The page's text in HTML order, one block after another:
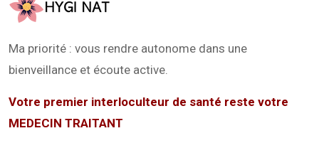
Ma priorité : vous rendre autonome dans une
bienveillance et écoute active.
Votre premier interloculteur de santé reste votre
MEDECIN TRAITANT